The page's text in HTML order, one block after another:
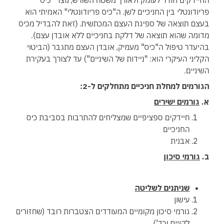
פריודונטלי בין החניכיים לשן. ה"כיס פריודונטלי" האמיתי הוא
בעצם תוצאה של ספיגת העצם המכתשית. (זאת להבדיל מכיס
מדומה שהוא תוצאה של דלקת בחניכיים ללא אובדן עצם).
בהיעדר טיפול ה"כיס" מעמיק, אובדן העצם מתגבר (הביטוי
הקליני העיקרי הוא: "ניידות של השיניים") עד לצורך בעקירת
השיניים.
הגורמים למחלת חניכיים מתחלקים ל-2:
א. גורמים ישירים
חיידקים ספציפיים שמצליחים להתרבות בסביבת כיס
החניכיים
אבנית
ב. גורמי סיכון
שניתנים לשליטה
עישון
גורמי סיכון מקומיים המעודדים הצטברות רובד (שחזורים